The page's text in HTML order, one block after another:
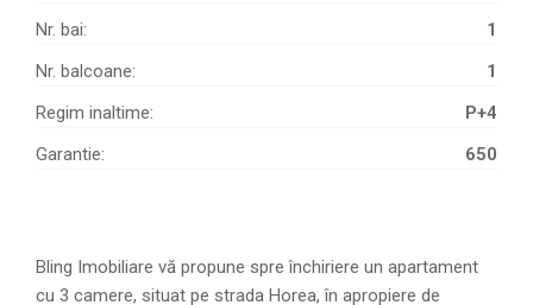
Nr. bai:
1
Nr. balcoane:
1
Regim inaltime:
P+4
Garantie:
650
Bling Imobiliare vă propune spre închiriere un apartament
cu 3 camere, situat pe strada Horea, în apropiere de